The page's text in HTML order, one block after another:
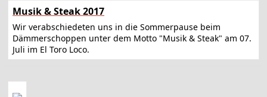
Musik & Steak 2017
Wir verabschiedeten uns in die Sommerpause beim
Dämmerschoppen unter dem Motto "Musik & Steak" am 07.
Juli im El Toro Loco.